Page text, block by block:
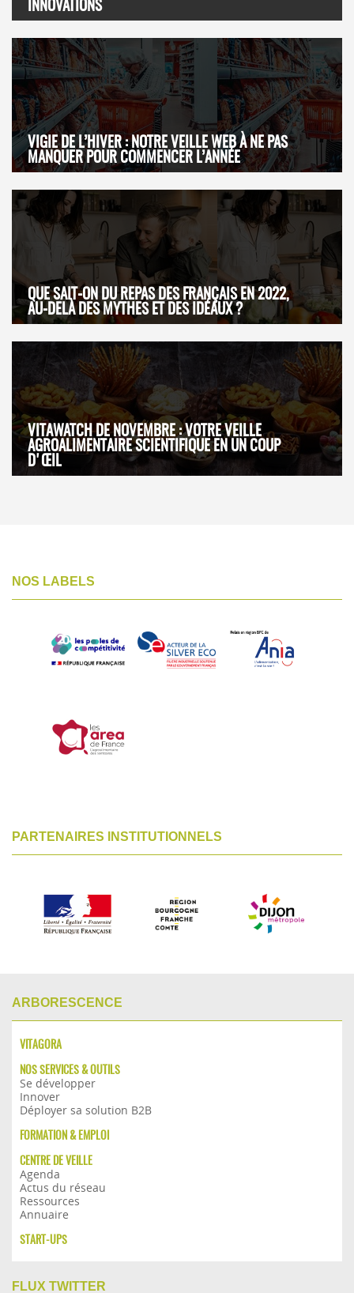
INNOVATIONS
VIGIE DE L’HIVER : NOTRE VEILLE WEB À NE PAS
MANQUER POUR COMMENCER L’ANNÉE
QUE SAIT-ON DU REPAS DES FRANÇAIS EN 2022,
AU-DELÀ DES MYTHES ET DES IDÉAUX ?
VITAWATCH DE NOVEMBRE : VOTRE VEILLE
AGROALIMENTAIRE SCIENTIFIQUE EN UN COUP
D'ŒIL
NOS LABELS
PARTENAIRES INSTITUTIONNELS
ARBORESCENCE
VITAGORA
NOS SERVICES & OUTILS
Se développer
Innover
Déployer sa solution B2B
FORMATION & EMPLOI
CENTRE DE VEILLE
Agenda
Actus du réseau
Ressources
Annuaire
START-UPS
FLUX TWITTER